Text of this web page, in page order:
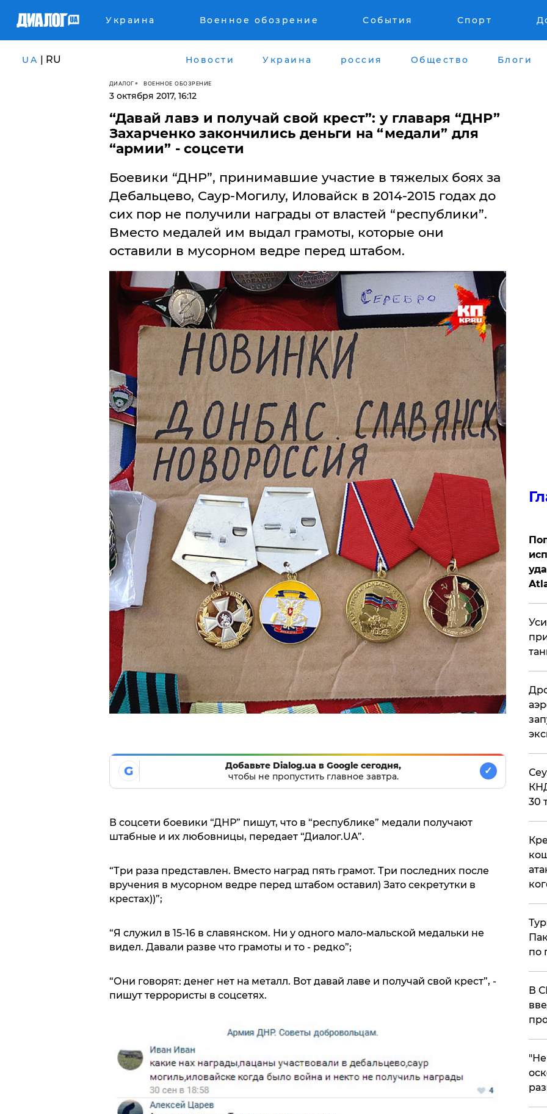
Украина Военное обозрение События Спорт
UA | RU Новости Украина россия Общество Блоги
ДИАЛОГ ВОЕННОЕ ОБОЗРЕНИЕ
3 октября 2017, 16:12
​“Давай лавэ и получай свой крест”: у главаря “ДНР”
Захарченко закончились деньги на “медали” для
“армии” - соцсети
Боевики “ДНР”, принимавшие участие в тяжелых боях за
Дебальцево, Саур-Могилу, Иловайск в 2014-2015 годах до
сих пор не получили награды от властей “республики”.
Вместо медалей им выдал грамоты, которые они
оставили в мусорном ведре перед штабом.
G
Добавьте Dialog.ua в Google сегодня,
чтобы не пропустить главное завтра.
✓
В соцсети боевики “ДНР” пишут, что в “республике” медали получают
штабные и их любовницы, передает “Диалог.UA”.
“Три раза представлен. Вместо наград пять грамот. Три последних после
вручения в мусорном ведре перед штабом оставил) Зато секретутки в
крестах))”;
“Я служил в 15-16 в славянском. Ни у одного мало-мальской медальки не
видел. Давали разве что грамоты и то - редко”;
“Они говорят: денег нет на металл. Вот давай лаве и получай свой крест”, -
пишут террористы в соцсетях.
30
по
В